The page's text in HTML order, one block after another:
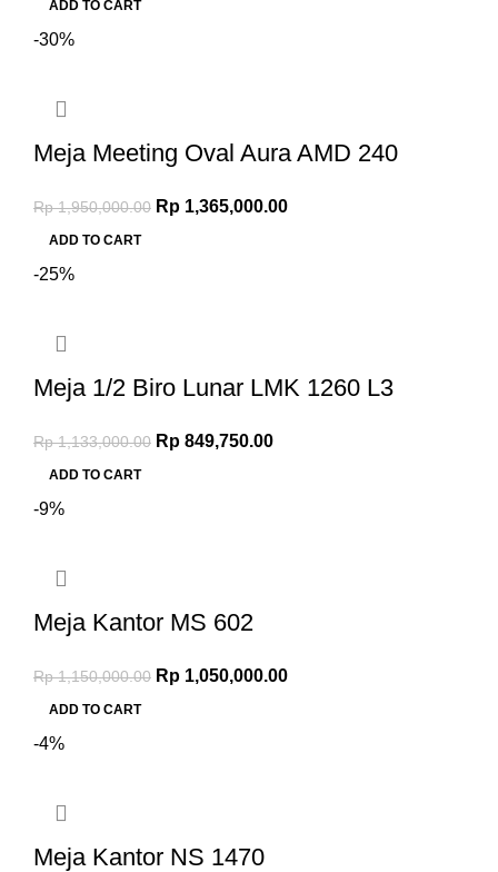
ADD TO CART
-30%
Meja Meeting Oval Aura AMD 240
Rp1,950,000.00 Rp 1,365,000.00
ADD TO CART
-25%
Meja 1/2 Biro Lunar LMK 1260 L3
Rp1,133,000.00 Rp 849,750.00
ADD TO CART
-9%
Meja Kantor MS 602
Rp1,150,000.00 Rp 1,050,000.00
ADD TO CART
-4%
Meja Kantor NS 1470